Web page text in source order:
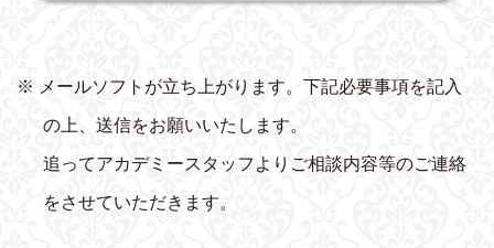
※ メールソフトが立ち上がります。下記必要事項を記入
の上、送信をお願いいたします。
追ってアカデミースタッフよりご相談内容等のご連絡
をさせていただきます。